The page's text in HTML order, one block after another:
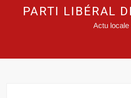
PARTI LIBÉRAL
Actu locale